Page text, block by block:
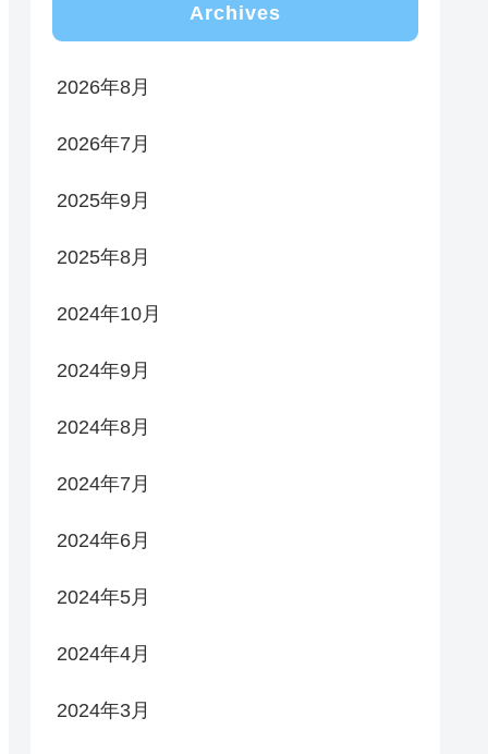
Archives
2026年8月
2026年7月
2025年9月
2025年8月
2024年10月
2024年9月
2024年8月
2024年7月
2024年6月
2024年5月
2024年4月
2024年3月